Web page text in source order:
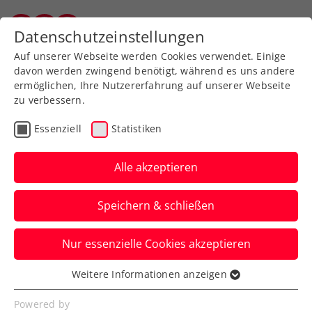
Zurück zur Newsübersicht
WTA
WTA-Challenger
Florianópolis: Grabher
egalisiert größten
Karrieretitel
Österreichs Nummer eins dreht in
Brasilien das Finale und steht am Montag
im WTA-Ranking auf Platz 93.
Datenschutzeinstellungen
Auf unserer Webseite werden Cookies verwendet. Einige
davon werden zwingend benötigt, während es uns andere
ermöglichen, Ihre Nutzererfahrung auf unserer Webseite
zu verbessern.
Essenziell Statistiken
Alle akzeptieren
Speichern & schließen
Nur essenzielle Cookies akzeptieren
Essenziell
Essenzielle Cookies werden für grundlegende
Weitere Informationen anzeigen
Powered by